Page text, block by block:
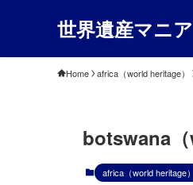
世界遺産マニア
Home africa（world heritage）
botswana
africa（world heritage）